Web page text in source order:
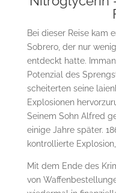
Bei dieser Reise kam
Sobrero, der nur
entdeckt hatte.
Potenzial des
scheiterten seine
Explosionen
Seinem Sohn Alfred
einige Jahre später.
kontrollierte
Mit dem Ende des
von